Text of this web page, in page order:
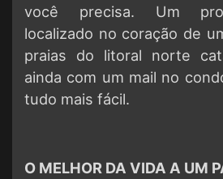
você precisa. Um
localizado no coração de
praias do litoral norte
ainda com um mail no
tudo mais fácil.
O MELHOR DA VIDA A UM